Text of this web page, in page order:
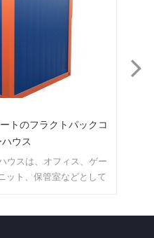
コ
ー
て
20FT折りたた
この折りたたみコンテ
3段階 10分で美